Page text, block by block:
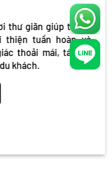
thư giãn giúp thanh
tuần hoàn và
thoải mái, tái tạo
khách.